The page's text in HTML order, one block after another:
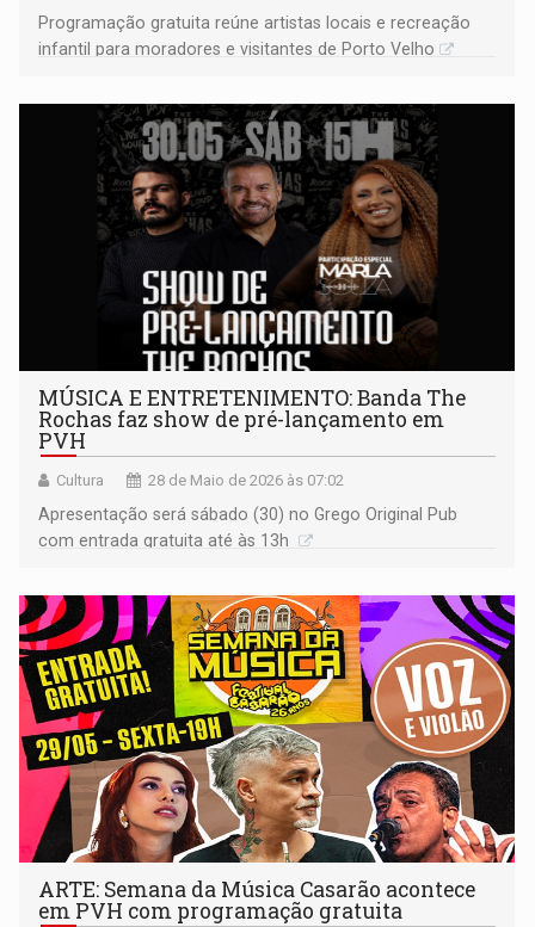
Programação gratuita reúne artistas locais e recreação
infantil para moradores e visitantes de Porto Velho
MÚSICA E ENTRETENIMENTO: Banda The
Rochas faz show de pré-lançamento em
PVH
Cultura 28 de Maio de 2026 às 07:02
Apresentação será sábado (30) no Grego Original Pub
com entrada gratuita até às 13h
ARTE: Semana da Música Casarão acontece
em PVH com programação gratuita